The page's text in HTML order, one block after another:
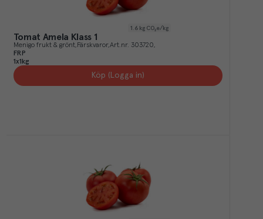
1.6 kg CO₂e/kg
Tomat Amela Klass 1
Menigo frukt & grönt Färskvaror Art.nr. 303720
FRP
1x1kg
Köp (Logga in)